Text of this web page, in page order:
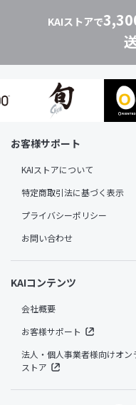
KAIストアで
お客様サポート
KAIストアについて
特定商取引法に基づく表示
プライバシーポリシー
お問い合わせ
KAIコンテンツ
会社概要
お客様サポート
法人・個人事業者様向けオン
ストア